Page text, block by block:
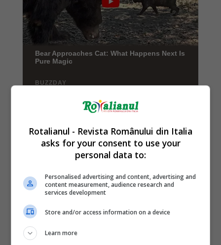
Rotalianul - Revista Românului din Italia
asks for your consent to use your
personal data to:
Personalised advertising and content, advertising and
content measurement, audience research and
services development
Store and/or access information on a device
Learn more